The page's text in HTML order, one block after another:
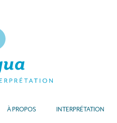
À PROPOS INTERPRÉTATION